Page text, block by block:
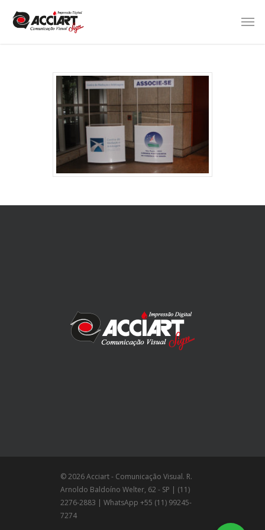
© 2026 Acciart - Comunicação Visual. R.
Arnoldo Baldoíno Welter, 62 - SP | (11)
2276-2883 | WhatsApp +55 (11) 99245-
7274